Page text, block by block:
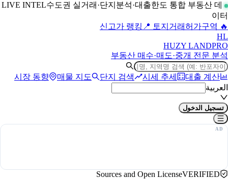
LIVE INTEL
수도권 실거래·단지분석·대출한도 통합 부동산 데
이터
🔥 신고가 랭킹
📍 토지거래허가구역
HL
HUZY LANDPRO
부동산 매수·매도·중개 전문 분석
시장 동향 매물 지도 단지 검색 시세 추세
대출 계산
العربية
تسجيل الدخول
Sources and Open LicenseVERIFIED